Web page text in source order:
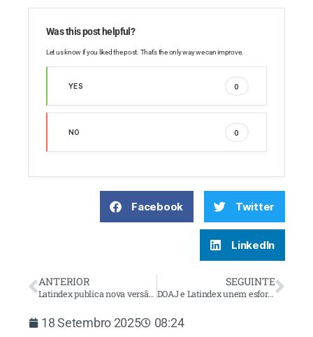
Was this post helpful?
Let us know if you liked the post. That’s the only way we can improve.
YES 0
NO 0
Facebook Twitter
LinkedIn
ANTERIOR
Latindex publica nova versão da sua metodologia de candidatura ao Catálogo 2.0
SEGUINTE
DOAJ e Latindex unem esforços para impulsionar a visibilidade de revistas científicas ibero-americanas
18 Setembro 2025 08:24